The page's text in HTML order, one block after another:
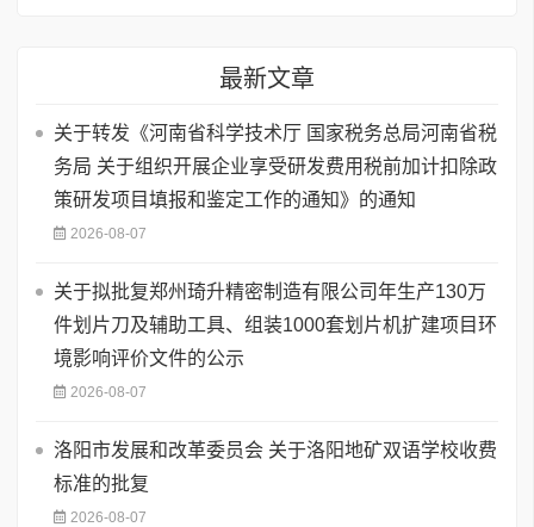
最新文章
关于转发《河南省科学技术厅 国家税务总局河南省税
务局 关于组织开展企业享受研发费用税前加计扣除政
策研发项目填报和鉴定工作的通知》的通知
2026-08-07
关于拟批复郑州琦升精密制造有限公司年生产130万
件划片刀及辅助工具、组装1000套划片机扩建项目环
境影响评价文件的公示
2026-08-07
洛阳市发展和改革委员会 关于洛阳地矿双语学校收费
标准的批复
2026-08-07